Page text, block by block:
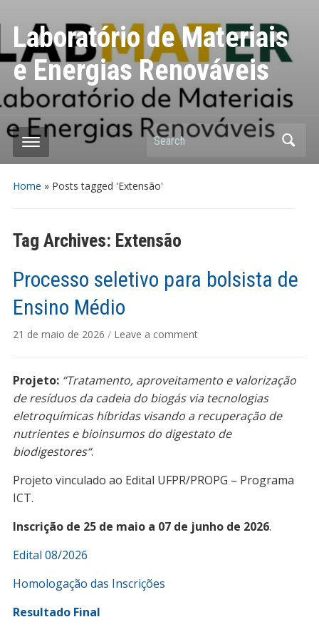
Laboratório de Materiais
e Energias Renováveis
Search
Home » Posts tagged 'Extensão'
Tag Archives: Extensão
Processo seletivo para bolsista de
Ensino Médio
21 de maio de 2026 / Leave a comment
Projeto: “Tratamento, aproveitamento e valorização
de resíduos da cadeia do biogás via tecnologias
eletroquímicas híbridas visando a recuperação de
nutrientes e bioinsumos do digestato de
biodigestores“.
Projeto vinculado ao Edital UFPR/PROPG – Programa
ICT.
Inscrição de 25 de maio a 07 de junho de 2026.
Edital 08/2026
Homologação das Inscrições
Resultado Final